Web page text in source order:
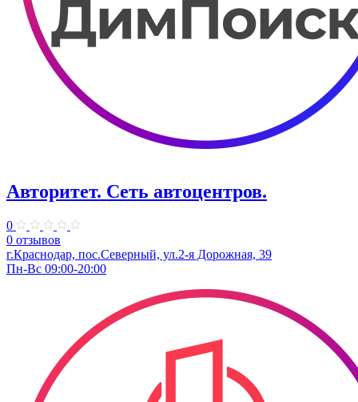
Авторитет. ​Сеть автоцентров.
0
0 отзывов
г.Краснодар, пос.Северный, ул.2-я ​Дорожная, 39​
Пн-Вс 09:00-20:00